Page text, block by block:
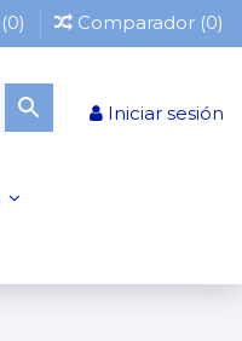
0) Comparador (0)
Iniciar sesión